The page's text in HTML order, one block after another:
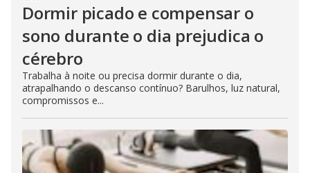
Dormir picado e compensar o
sono durante o dia prejudica o
cérebro
Trabalha à noite ou precisa dormir durante o dia,
atrapalhando o descanso contínuo? Barulhos, luz natural,
compromissos e...